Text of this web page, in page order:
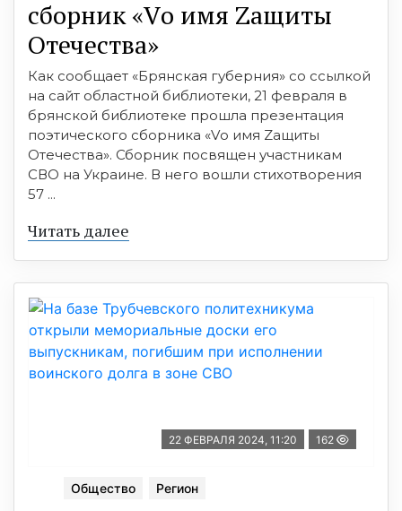
сборник «Vо имя Zащиты
Отечества»
Как сообщает «Брянская губерния» со ссылкой
на сайт областной библиотеки, 21 февраля в
брянской библиотеке прошла презентация
поэтического сборника «Vо имя Zащиты
Отечества». Сборник посвящен участникам
СВО на Украине. В него вошли стихотворения
57 ...
Читать далее
22 ФЕВРАЛЯ 2024, 11:20 162
Общество Регион